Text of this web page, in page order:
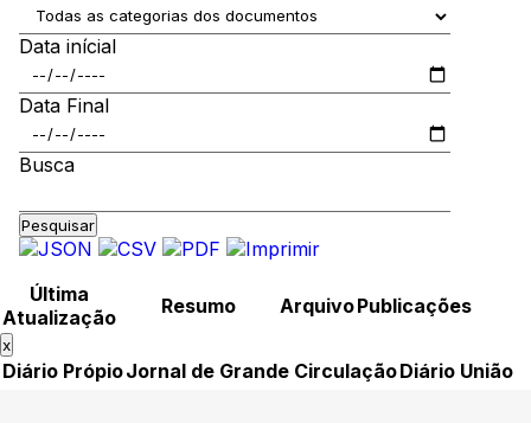
Data inícial
Data Final
Busca
Pesquisar
Última
Atualização
Resumo ArquivoPublicações
x
Diário PrópioJornal de Grande CirculaçãoDiário União